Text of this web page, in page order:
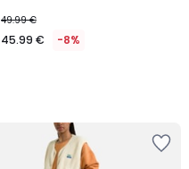
49.99 €
45.99 € -8%